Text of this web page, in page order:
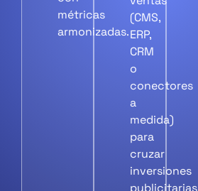
métricas
armonizadas.
(CMS,
ERP,
CRM
o
conectores
a
medida)
para
cruzar
inversiones
publicitarias